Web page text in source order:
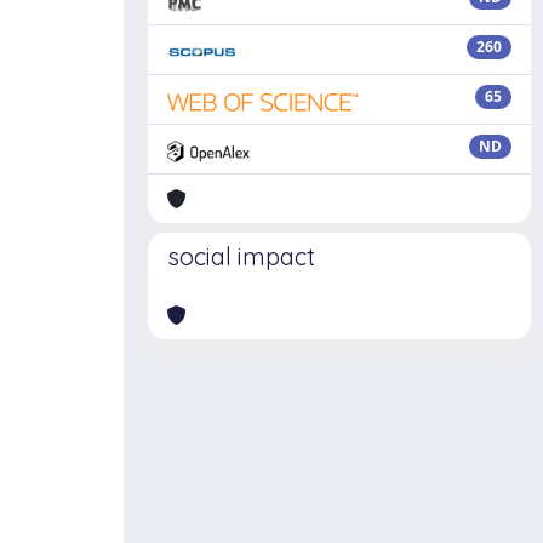
260
65
ND
social impact